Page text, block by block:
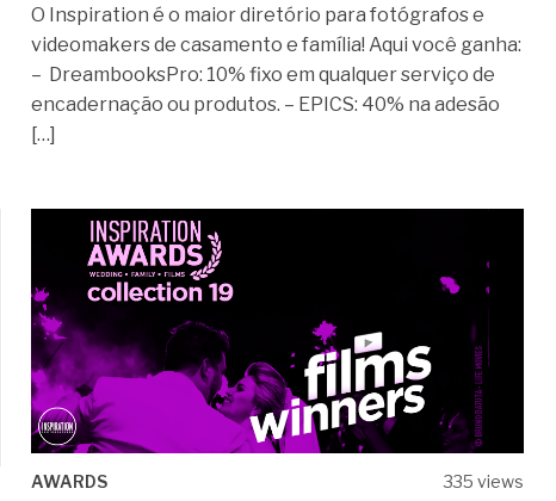
O Inspiration é o maior diretório para fotógrafos e
videomakers de casamento e família! Aqui você ganha:
– DreambooksPro: 10% fixo em qualquer serviço de
encadernação ou produtos. – EPICS: 40% na adesão
[…]
AWARDS 335 views